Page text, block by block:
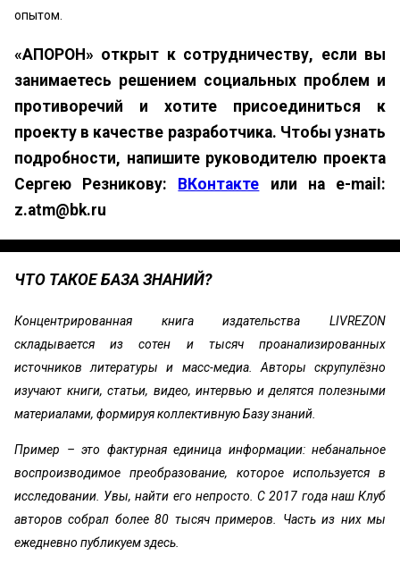
опытом.
«АПОРОН» открыт к сотрудничеству, если вы
занимаетесь решением социальных проблем и
противоречий и хотите присоединиться к
проекту в качестве разработчика. Чтобы узнать
подробности, напишите руководителю проекта
Сергею Резникову:
ВКонтакте или на e-mail:
z.atm@bk.ru
ЧТО ТАКОЕ БАЗА ЗНАНИЙ?
Концентрированная книга издательства LIVREZON
складывается из сотен и тысяч проанализированных
источников литературы и масс-медиа. Авторы скрупулёзно
изучают книги, статьи, видео, интервью и делятся полезными
материалами, формируя коллективную Базу знаний.
Пример – это фактурная единица информации: небанальное
воспроизводимое преобразование, которое используется в
исследовании. Увы, найти его непросто. С 2017 года наш Клуб
авторов собрал более 80 тысяч примеров. Часть из них мы
ежедневно публикуем здесь.